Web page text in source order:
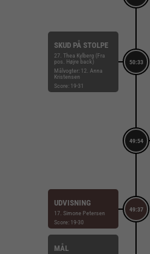
50:33
SKUD PÅ STOLPE
27. Thea Kylberg (Fra
pos. Højre back)
Målvogter: 12. Anna
Kristensen
Score: 19-31
49:54
49:37
UDVISNING
17. Simone Petersen
Score: 19-30
MÅL